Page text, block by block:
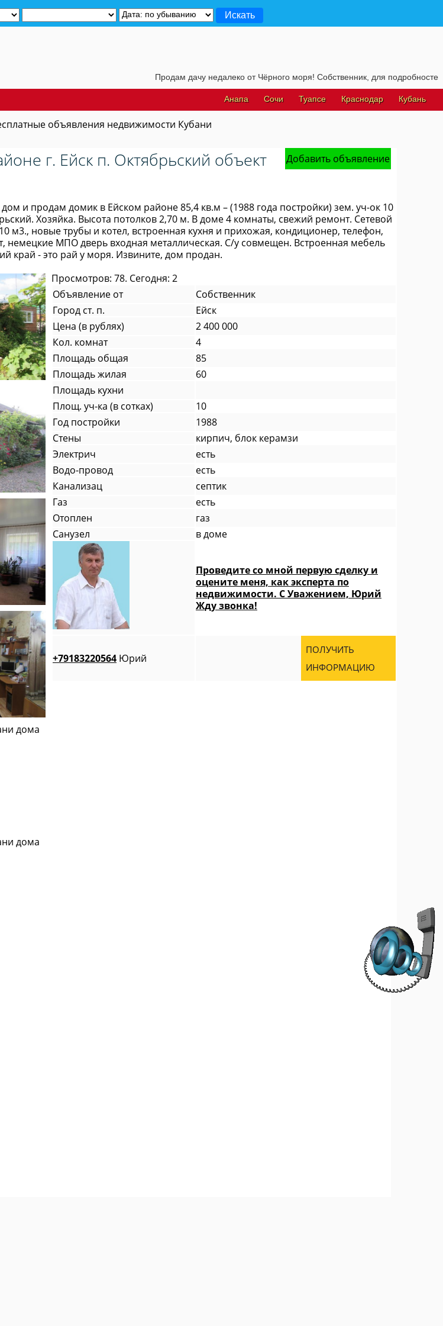
объявления недвижимости Кубани
Добавить объявление
г. Ейск п. Октябрьский объект
и продам домик в Ейском районе 85,4 кв.м – (1988 года постройки) зем. уч-ок 10
Хозяйка. Высота потолков 2,70 м. В доме 4 комнаты, свежий ремонт. Сетевой
м3., новые трубы и котел, встроенная кухня и прихожая, кондиционер, телефон,
немецкие МПО дверь входная металлическая. С/у совмещен. Встроенная мебель
край - это рай у моря. Извините, дом продан.
Просмотров: 78. Сегодня: 2
Объявление от
Собственник
Город ст. п.
Ейск
Цена (в рублях)
2 400 000
Кол. комнат
4
Площадь общая
85
Площадь жилая
60
Площадь кухни
Площ. уч-ка (в сотках)
10
Год постройки
1988
Стены
кирпич, блок керамзи
Электрич
есть
Водо-провод
есть
Канализац
септик
Газ
есть
Отоплен
газ
Санузел
в доме
Проведите со мной первую сделку и
оцените меня, как эксперта по
недвижимости. С Уважением, Юрий
Жду звонка!
+79183220564 Юрий
ПОЛУЧИТЬ
ИНФОРМАЦИЮ
Кубань
Краснодар
Туапсе
Сочи
Анапа
Продам дачу недалеко от Чёрного моря! Собственник, для подробностей,